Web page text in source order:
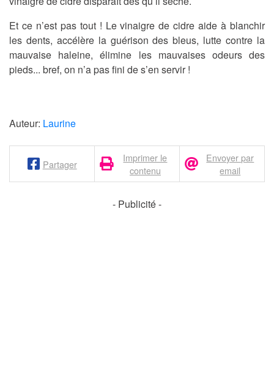
Et ce n’est pas tout ! Le vinaigre de cidre aide à blanchir
les dents, accélère la guérison des bleus, lutte contre la
mauvaise haleine, élimine les mauvaises odeurs des
pieds... bref, on n’a pas fini de s’en servir !
Auteur: Laurine
Partager
Imprimer le
contenu
Envoyer par
email
- Publicité -